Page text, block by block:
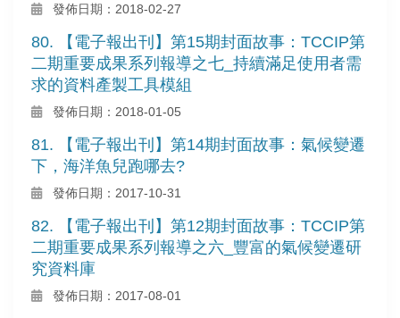
發佈日期：2018-02-27
80. 【電子報出刊】第15期封面故事：TCCIP第
二期重要成果系列報導之七_持續滿足使用者需
求的資料產製工具模組
發佈日期：2018-01-05
81. 【電子報出刊】第14期封面故事：氣候變遷
下，海洋魚兒跑哪去?
發佈日期：2017-10-31
82. 【電子報出刊】第12期封面故事：TCCIP第
二期重要成果系列報導之六_豐富的氣候變遷研
究資料庫
發佈日期：2017-08-01